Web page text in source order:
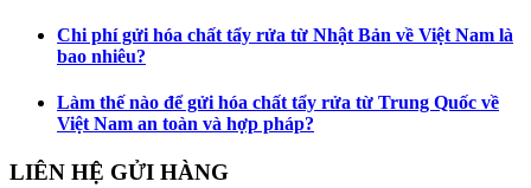
Chi phí gửi hóa chất tẩy rửa từ Nhật Bản về Việt Nam là
bao nhiêu?
Làm thế nào để gửi hóa chất tẩy rửa từ Trung Quốc về
Việt Nam an toàn và hợp pháp?
LIÊN HỆ GỬI HÀNG